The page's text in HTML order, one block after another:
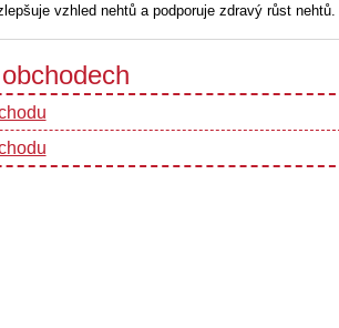
vzhled nehtů a podporuje zdravý růst nehtů.